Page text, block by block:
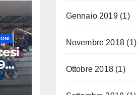
Gennaio 2019(1)
Novembre 2018 (1)
Ottobre 2018(1)